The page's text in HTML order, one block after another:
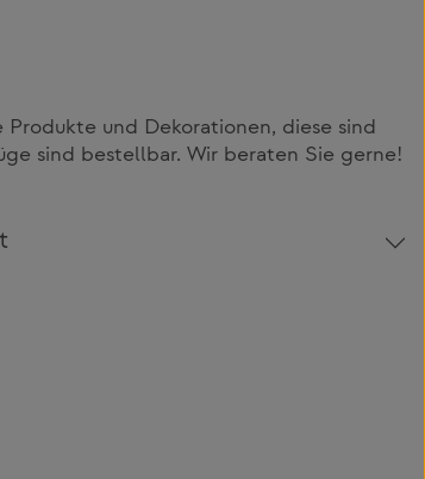
und Dekorationen, diese sind
sind bestellbar. Wir beraten Sie gerne!